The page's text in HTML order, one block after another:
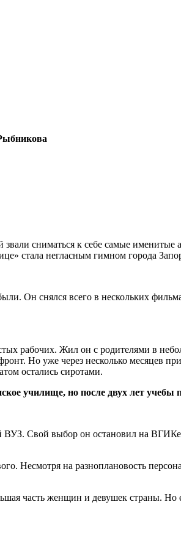
сниматься к себе самые
стала негласным гимном города
Он снялся всего в нескольких
рабочих. Жил он с родителями в
Но уже через несколько месяцев
остались сиротами.
училище, но после двух лет
Свой выбор он остановил на
Несмотря на разноплановость
часть женщин и девушек страны.